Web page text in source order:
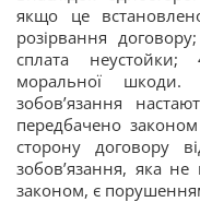
якщо це
розірвання
сплата неустойки;
моральної шкоди.
зобов’язання
передбачено
сторону договору
зобов’язання, яка
законом, є